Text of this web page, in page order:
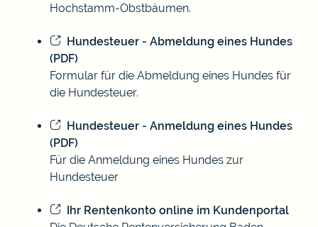
Hochstamm-Obstbäumen.
Hundesteuer - Abmeldung eines Hundes
(PDF)
Formular für die Abmeldung eines Hundes für
die Hundesteuer.
Hundesteuer - Anmeldung eines Hundes
(PDF)
Für die Anmeldung eines Hundes zur
Hundesteuer
Ihr Rentenkonto online im Kundenportal